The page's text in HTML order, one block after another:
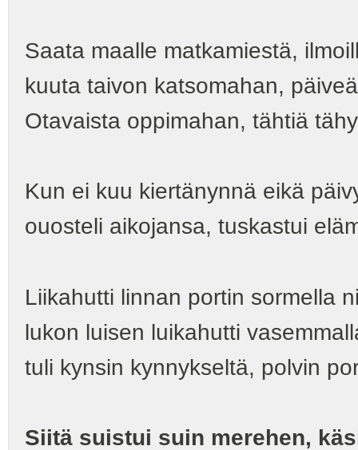
Saata maalle matkamiestä,
kuuta taivon katsomahan,
Otavaista oppimahan, tähtiä
Kun ei kuu kiertänynnä eikä
ouosteli aikojansa, tuskastui
Liikahutti linnan portin sormella
lukon luisen luikahutti
tuli kynsin kynnykseltä, polvin
Siitä suistui suin merehen,